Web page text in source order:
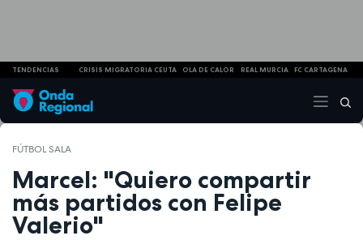
TENDENCIAS CRISIS MIGRATORIA CEUTA OLA DE CALOR REAL MURCIA FC CARTAGENA
FÚTBOL SALA
Marcel: "Quiero compartir
más partidos con Felipe
Valerio"